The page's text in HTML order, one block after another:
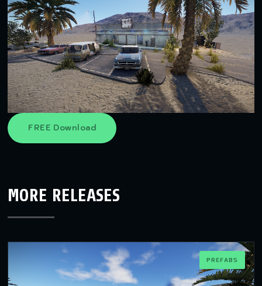
FREE Download
MORE RELEASES
PREFABS